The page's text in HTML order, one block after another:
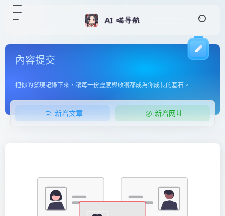
內容提交
把你的發現記錄下來，讓每一份靈感與收穫都成為你成長的基石。
新增文章 新增网址